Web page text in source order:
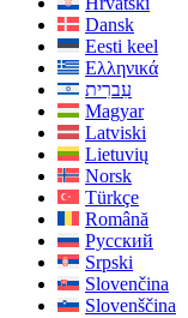
Dansk
Eesti keel
Ελληνικά
עִברִית
Magyar
Latviski
Lietuvių
Norsk
Türkçe
Română
Русский
Srpski
Slovenčina
Slovenščina